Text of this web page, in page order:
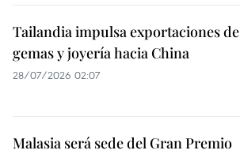
Tailandia impulsa exportaciones de
gemas y joyería hacia China
28/07/2026 02:07
Malasia será sede del Gran Premio